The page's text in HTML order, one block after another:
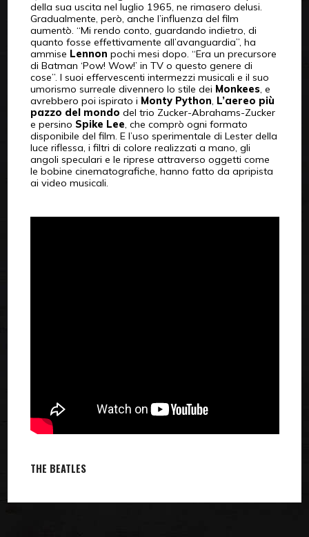
della sua uscita nel luglio 1965, ne rimasero delusi.
Gradualmente, però, anche l’influenza del film
aumentò. “Mi rendo conto, guardando indietro, di
quanto fosse effettivamente all’avanguardia”, ha
ammise Lennon pochi mesi dopo. “Era un precursore
di Batman ‘Pow! Wow!’ in TV o questo genere di
cose”. I suoi effervescenti intermezzi musicali e il suo
umorismo surreale divennero lo stile dei Monkees, e
avrebbero poi ispirato i Monty Python, L’aereo più
pazzo del mondo del trio Zucker-Abrahams-Zucker
e persino Spike Lee, che comprò ogni formato
disponibile del film. E l’uso sperimentale di Lester della
luce riflessa, i filtri di colore realizzati a mano, gli
angoli speculari e le riprese attraverso oggetti come
le bobine cinematografiche, hanno fatto da apripista
ai video musicali.
THE BEATLES